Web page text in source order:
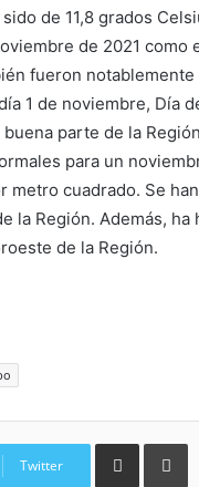
de 11,8 grados
de 2021
fueron
1 de noviembre, Día
parte de la
para un
metro cuadrado. Se
la Región. Además,
de la Región.
Twitter
Compartir por correo